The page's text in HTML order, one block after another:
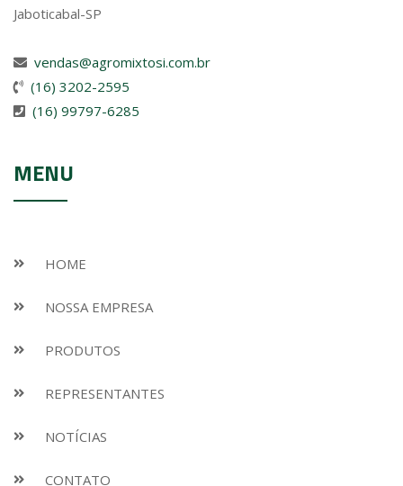
Jaboticabal-SP
vendas@agromixtosi.com.br
(16) 3202-2595
(16) 99797-6285
MENU
HOME
NOSSA EMPRESA
PRODUTOS
REPRESENTANTES
NOTÍCIAS
CONTATO